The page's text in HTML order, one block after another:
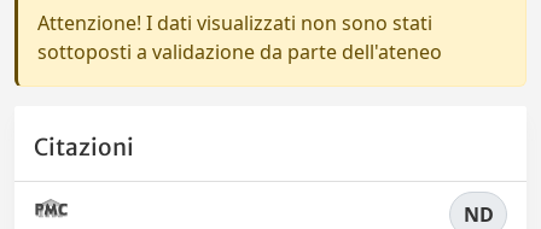
Attenzione! I dati visualizzati non sono stati
sottoposti a validazione da parte dell'ateneo
Citazioni
ND